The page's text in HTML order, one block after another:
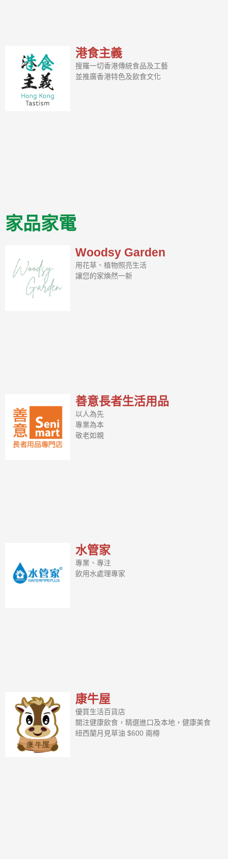
港食主義
搜羅一切香港傳統食品及工藝
並推廣香港特色及飲食文化
家品家電
Woodsy Garden
用花草、植物照亮生活
讓您的家煥然一新
善意長者生活用品
以人為先
專業為本
敬老如親
水管家
專業、專注
飲用水處理專家
康牛屋
優質生活百貨店
關注健康飲食，精選進口及本地，健康美食
紐西蘭月見草油 $600 兩樽